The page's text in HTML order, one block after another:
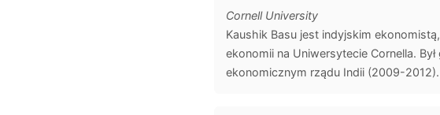
Cornell University
Kaushik Basu jest indyjskim
ekonomii na Uniwersytecie Cornella.
ekonomicznym rządu Indii (2009-